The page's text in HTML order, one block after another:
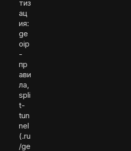
тиз
ац
ия:
ge
oip
-
пр
ави
ла,
spli
t-
tun
nel
(.ru
/ge